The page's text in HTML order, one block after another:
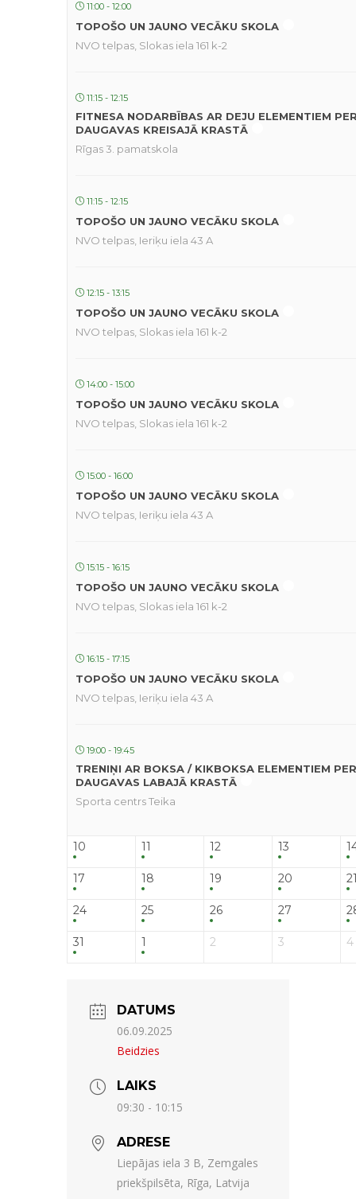
11:00 - 12:00
TOPOŠO UN JAUNO VECĀKU SKOLA
NVO telpas, Slokas iela 161 k-2
11:15 - 12:15
FITNESA NODARBĪBAS AR DEJU ELEMENTIEM
DAUGAVAS KREISAJĀ KRASTĀ
Rīgas 3. pamatskola
11:15 - 12:15
TOPOŠO UN JAUNO VECĀKU SKOLA
NVO telpas, Ieriķu iela 43 A
12:15 - 13:15
TOPOŠO UN JAUNO VECĀKU SKOLA
NVO telpas, Slokas iela 161 k-2
14:00 - 15:00
TOPOŠO UN JAUNO VECĀKU SKOLA
NVO telpas, Slokas iela 161 k-2
15:00 - 16:00
TOPOŠO UN JAUNO VECĀKU SKOLA
NVO telpas, Ieriķu iela 43 A
15:15 - 16:15
TOPOŠO UN JAUNO VECĀKU SKOLA
NVO telpas, Slokas iela 161 k-2
16:15 - 17:15
TOPOŠO UN JAUNO VECĀKU SKOLA
NVO telpas, Ieriķu iela 43 A
19:00 - 19:45
TRENIŅI AR BOKSA / KIKBOKSA ELEMENTIEM
DAUGAVAS LABAJĀ KRASTĀ
Sporta centrs Teika
10 11 12 13
17 18 19 20
24 25 26 27
31 1 2 3 4
DATUMS
06.09.2025
Beidzies
LAIKS
09:30 - 10:15
ADRESE
Liepājas iela 3 B, Zemgales
priekšpilsēta, Rīga, Latvija